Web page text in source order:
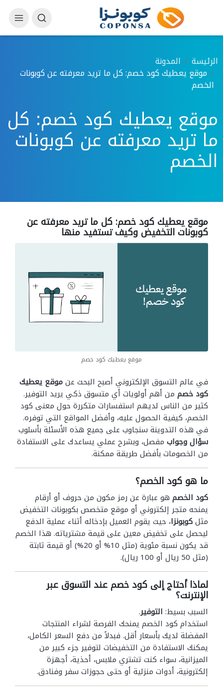
الرئيسة المدونة
موقع يعطيك كود خصم: كل ما تريد معرفته عن كوبونات
الخصم
موقع يعطيك كود خصم: كل
ما تريد معرفته عن كوبونات
الخصم
موقع يعطيك كود خصم: كل ما تريد معرفته عن
كوبونات التخفيض وكيف تستفيد منها
موقع يعطيك كود خصم
في عالم التسوق الإلكتروني أصبح البحث عنموقع يعطيك
كود خصم من أهم أولويات أي متسوق ذكي يريد التوفير.
كثير من الناس لديهم استفسارات متكررة حول معنى كود
الخصم، كيفية الحصول عليه، وأفضل المواقع التي توفره.
في هذه التدوينة سنجاوب على جميع هذه الأسئلة بأسلوب
سؤال وجواب مفصل، وبشرح عملي يساعدك على الاستفادة
من الخصومات بأفضل طريقة ممكنة.
ما هو كود الخصم؟
كود الخصم هو عبارة عن رمز مكون من حروف أو أرقام
يمنحه متجر إلكتروني أو موقع متخصص بكوبونات التخفيض
مثلكوبونزا، حيث يقوم العميل بإدخاله أثناء عملية الدفع
ليحصل على تخفيض معين على قيمة مشترياته. هذا الخصم
قد يكون نسبة مئوية (مثل 10% أو 20%) أو قيمة ثابتة
(مثل 50 ريال أو 100 ريال).
لماذا أحتاج إلى كود خصم عند التسوق عبر
الإنترنت؟
السبب بسيط: التوفير.
استخدام كود الخصم يمنحك الفرصة لشراء المنتجات
المفضلة لديك بأسعار أقل. فبدلاً من دفع السعر الكامل،
يمكنك الاستفادة من التخفيضات لتوفير جزء كبير من
الميزانية، سواء كنت تشتري ملابس، أحذية، أجهزة
إلكترونية، أدوات منزلية أو حتى حجوزات سفر وفنادق.